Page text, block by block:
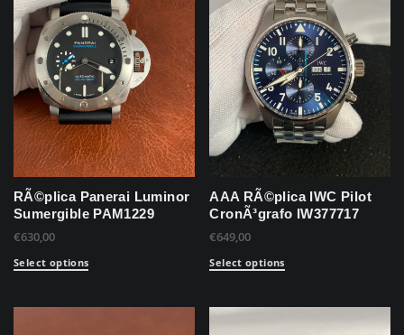
RÃ©plica Panerai Luminor
Sumergible PAM1229
€630,00
Select options
AAA RÃ©plica IWC Pilot
CronÃ³grafo IW377717
€649,00
Select options